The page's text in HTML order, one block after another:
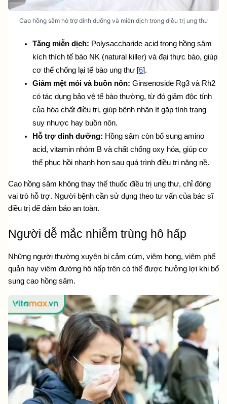
Cao hồng sâm hỗ trợ dinh dưỡng và miễn dịch trong điều trị ung thư
Tăng miễn dịch: Polysaccharide acid trong hồng sâm
kích thích tế bào NK (natural killer) và đại thực bào, giúp
cơ thể chống lại tế bào ung thư [6].
Giảm mệt mỏi và buồn nôn: Ginsenoside Rg3 và Rh2
có tác dụng bảo vệ tế bào thường, từ đó giảm độc tính
của hóa chất điều trị, giúp bệnh nhân ít gặp tình trạng
suy nhược hay buồn nôn.
Hỗ trợ dinh dưỡng: Hồng sâm còn bổ sung amino
acid, vitamin nhóm B và chất chống oxy hóa, giúp cơ
thể phục hồi nhanh hơn sau quá trình điều trị nặng nề.
Cao hồng sâm không thay thế thuốc điều trị ung thư, chỉ đóng
vai trò hỗ trợ. Người bệnh cần sử dụng theo tư vấn của bác sĩ
điều trị để đảm bảo an toàn.
Người dễ mắc nhiễm trùng hô hấp
Những người thường xuyên bị cảm cúm, viêm họng, viêm phế
quản hay viêm đường hô hấp trên có thể được hưởng lợi khi bổ
sung cao hồng sâm.